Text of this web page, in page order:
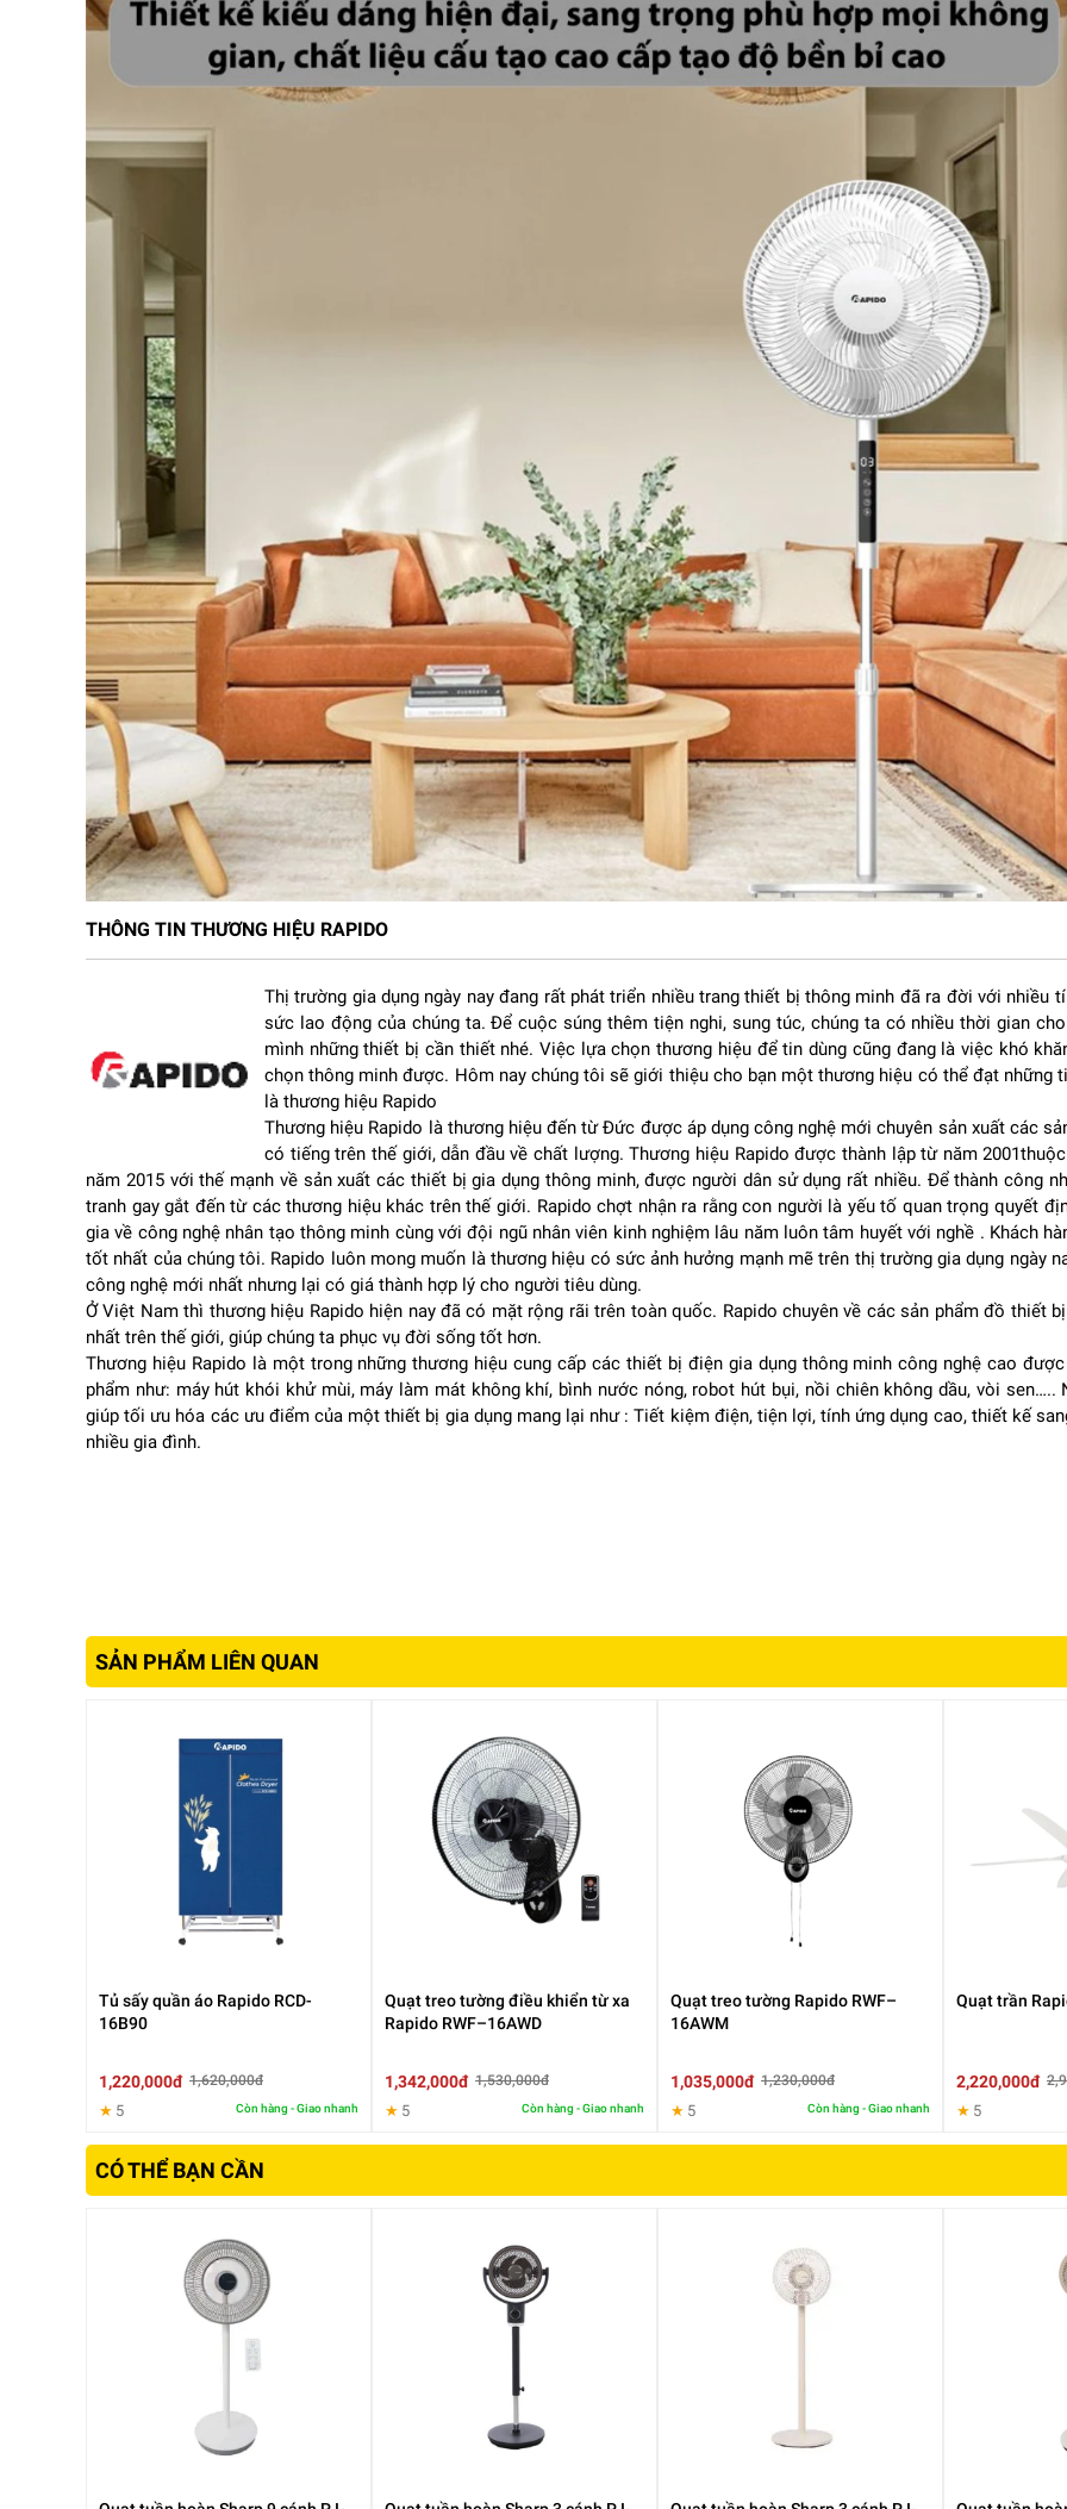
1. Phân tích chi tiết về sản phẩm
Thiết kế hiện đại, phù hợp nhiều không gian
Quạt đứng điện tử Rapido RWF-14AHDđược thiết kế theo phong cách tối giản nhưng vẫn đảm bảo tính thẩm mỹ cao.
Tông màu trắng trang nhã giúp sản phẩm dễ dàng hòa hợp với nhiều kiểu nội thất khác nhau.
Thân quạt chắc chắn với chân đế rộng giúp thiết bị đứng vững khi hoạt động. Ngoài ra, chiều cao của quạt có thể điều
chỉnh linh hoạt từ khoảng 100 cm đến 120 cm, giúp người dùng dễ dàng điều chỉnh hướng gió phù hợp với vị trí sử
Thiết kế gọn gàng của quạt cũng giúp tiết kiệm diện tích, đặc biệt phù hợp với các căn hộ chung cư, phòng ngủ hoặc
Hệ thống 7 cánh quạt tạo luồng gió mạnh mẽ
Một điểm nổi bật của quạt Rapido RWF-14AHD chính là hệ thống 7 cánh quạt với đường kính khoảng 35 cm, giúp tạo
luồng gió mạnh và đều.
Nhờ vậy, quạt có thể làm mát hiệu quả trong nhiều không gian như phòng khách, phòng ngủ hay phòng làm việc.
Công suất 50W – làm mát hiệu quả, tiết kiệm điện
Quạt đứng điện tử
này được trang bị động cơ AC công suất 50W, mang lại khả năng làm mát ổn định nhưng vẫn tiết
kiệm điện năng.
Bên cạnh đó, lưu lượng gió đạt khoảng 2200 m³/giờ, giúp luồng gió lan tỏa nhanh chóng trong phòng, tạo cảm giác
THÔNG TIN THƯƠNG HIỆU RAPIDO
Thị trường gia dụng ngày nay đang rất phát triển nhiều trang thiết bị thông minh đã ra đời với nhiều
sức lao động của chúng ta. Để cuộc súng thêm tiện nghi, sung túc, chúng ta có nhiều thời gian
mình những thiết bị cần thiết nhé. Việc lựa chọn thương hiệu để tin dùng cũng đang là việc khó
chọn thông minh được. Hôm nay chúng tôi sẽ giới thiệu cho bạn một thương hiệu có thể đạt những
là thương hiệu Rapido
Thương hiệu Rapido là thương hiệu đến từ Đức được áp dụng công nghệ mới chuyên sản xuất các
có tiếng trên thế giới, dẫn đầu về chất lượng. Thương hiệu Rapido được thành lập từ năm
năm 2015 với thế mạnh về sản xuất các thiết bị gia dụng thông minh, được người dân sử dụng rất nhiều. Để thành công
tranh gay gắt đến từ các thương hiệu khác trên thế giới. Rapido chợt nhận ra rằng con người là yếu tố quan trọng quyết
gia về công nghệ nhân tạo thông minh cùng với đội ngũ nhân viên kinh nghiệm lâu năm luôn tâm huyết với nghề . Khách
tốt nhất của chúng tôi. Rapido luôn mong muốn là thương hiệu có sức ảnh hưởng mạnh mẽ trên thị trường gia dụng ngày
công nghệ mới nhất nhưng lại có giá thành hợp lý cho người tiêu dùng.
Ở Việt Nam thì thương hiệu Rapido hiện nay đã có mặt rộng rãi trên toàn quốc. Rapido chuyên về các sản phẩm đồ thiết
nhất trên thế giới, giúp chúng ta phục vụ đời sống tốt hơn.
Thương hiệu Rapido là một trong những thương hiệu cung cấp các thiết bị điện gia dụng thông minh công nghệ cao
phẩm như: máy hút khói khử mùi, máy làm mát không khí, bình nước nóng, robot hút bụi, nồi chiên không dầu, vòi
giúp tối ưu hóa các ưu điểm của một thiết bị gia dụng mang lại như : Tiết kiệm điện, tiện lợi, tính ứng dụng cao, thiết kế
nhiều gia đình.
SẢN PHẨM LIÊN QUAN
Tủ sấy quần áo Rapido RCD-
16B90
1,220,000đ 1,620,000đ
★ 5 Còn hàng - Giao nhanh
Quạt treo tường điều khiển từ xa
Rapido RWF–16AWD
1,342,000đ 1,530,000đ
★ 5 Còn hàng - Giao nhanh
Quạt treo tường Rapido RWF–
16AWM
1,035,000đ 1,230,000đ
★ 5 Còn hàng - Giao nhanh
Quạt trần
2,220,000đ
★ 5
CÓ THỂ BẠN CẦN